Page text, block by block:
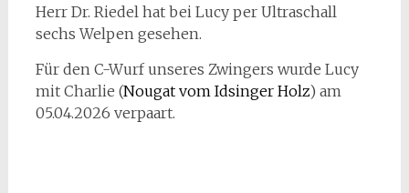
Herr Dr. Riedel hat bei Lucy per Ultraschall
sechs Welpen gesehen.
Für den C-Wurf unseres Zwingers wurde Lucy
mit Charlie (Nougat vom Idsinger Holz) am
05.04.2026 verpaart.